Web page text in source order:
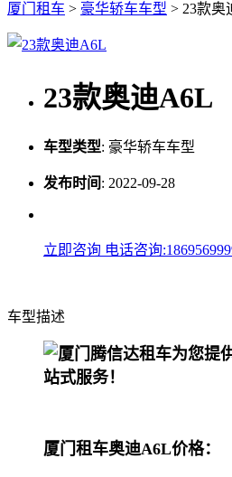
厦门租车 > 豪华轿车车型 > 23款奥
23款奥迪A6L
车型类型: 豪华轿车车型
发布时间 : 2022-09-28
立即咨询 电话咨询
车型描述
厦门租车奥迪A6L价格：